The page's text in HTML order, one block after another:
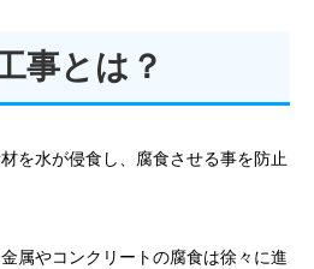
事とは？
を水が侵食し、腐食させる事を防止
属やコンクリートの腐食は徐々に進